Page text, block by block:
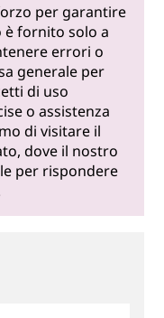
per garantire
è fornito solo a
errori o
generale per
di uso
o assistenza
di visitare il
dove il nostro
per rispondere